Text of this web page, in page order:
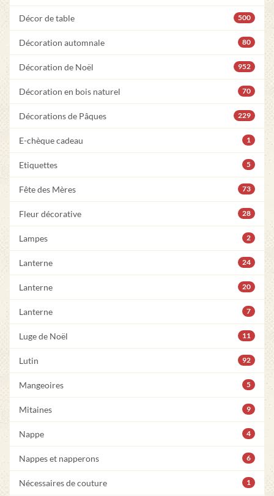
Décor de table 500
Décoration automnale 80
Décoration de Noël 952
Décoration en bois naturel 70
Décorations de Pâques 229
E-chèque cadeau 1
Etiquettes 5
Fête des Mères 73
Fleur décorative 28
Lampes 2
Lanterne 24
Lanterne 20
Lanterne 7
Luge de Noël 11
Lutin 92
Mangeoires 5
Mitaines 9
Nappe 4
Nappes et napperons 6
Nécessaires de couture 1